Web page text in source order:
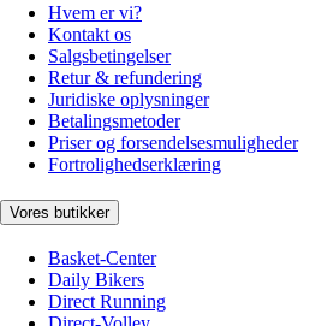
Hvem er vi?
Kontakt os
Salgsbetingelser
Retur & refundering
Juridiske oplysninger
Betalingsmetoder
Priser og forsendelsesmuligheder
Fortrolighedserklæring
Vores butikker
Basket-Center
Daily Bikers
Direct Running